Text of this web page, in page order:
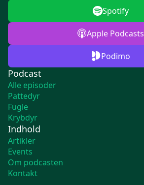
Podcast
Alle episoder
Pattedyr
Fugle
Krybdyr
Indhold
Artikler
Events
Om podcasten
Kontakt
Spotify
Apple Podcasts
Podimo